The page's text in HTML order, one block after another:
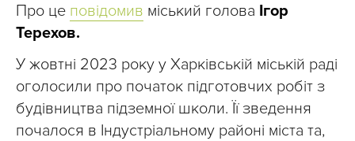
Про це повідомив міський голова Ігор
Терехов.
У жовтні 2023 року у Харківській міській раді
оголосили про початок підготовчих робіт з
будівництва підземної школи. Її зведення
почалося в Індустріальному районі міста та,